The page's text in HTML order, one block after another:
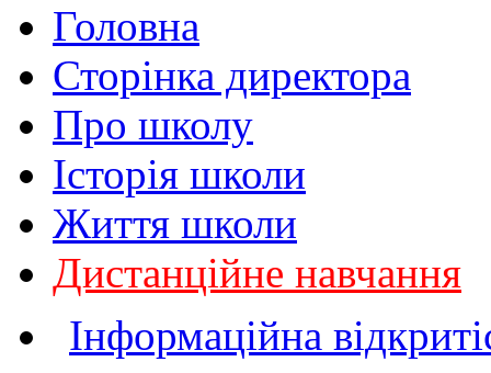
Головна
Сторінка директора
Про школу
Історія школи
Життя школи
Дистанційне навчання
Інформаційна